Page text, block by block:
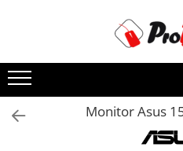
Laptopuri si accesorii
Monitor Asus